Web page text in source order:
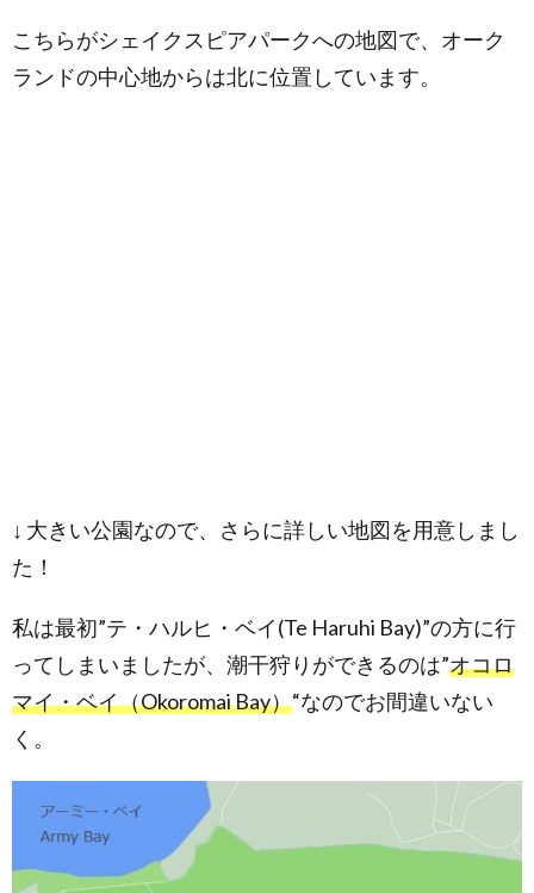
こちらがシェイクスピアパークへの地図で、オーク
ランドの中心地からは北に位置しています。
↓ 大きい公園なので、さらに詳しい地図を用意しまし
た！
私は最初”テ・ハルヒ・ベイ(Te Haruhi Bay)”の方に行
ってしまいましたが、潮干狩りができるのは”オコロ
マイ・ベイ（Okoromai Bay）“なのでお間違いない
く。